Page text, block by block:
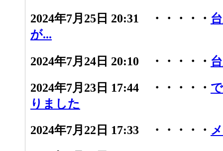
2024年7月25日 20:31 ・・・・・
が...
2024年7月24日 20:10 ・・・・・
2024年7月23日 17:44 ・・・・・
りました
2024年7月22日 17:33 ・・・・・